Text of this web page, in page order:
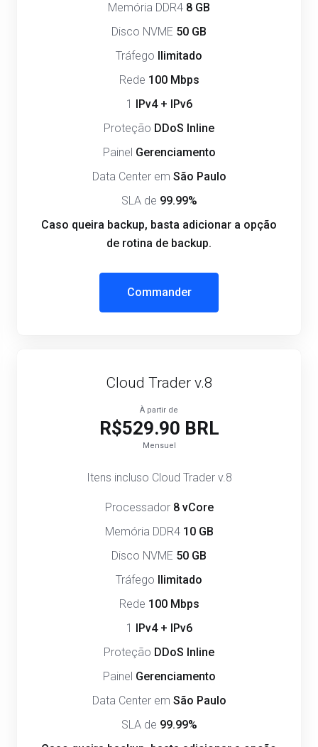
Memória DDR4 8 GB
Disco NVME 50 GB
Tráfego Ilimitado
Rede 100 Mbps
1 IPv4 + IPv6
Proteção DDoS Inline
Painel Gerenciamento
Data Center em São Paulo
SLA de 99.99%
Caso queira backup, basta adicionar a opção
de rotina de backup.
Commander
Cloud Trader v.8
À partir de
R$529.90 BRL
Mensuel
Itens incluso Cloud Trader v.8
Processador 8 vCore
Memória DDR4 10 GB
Disco NVME 50 GB
Tráfego Ilimitado
Rede 100 Mbps
1 IPv4 + IPv6
Proteção DDoS Inline
Painel Gerenciamento
Data Center em São Paulo
SLA de 99.99%